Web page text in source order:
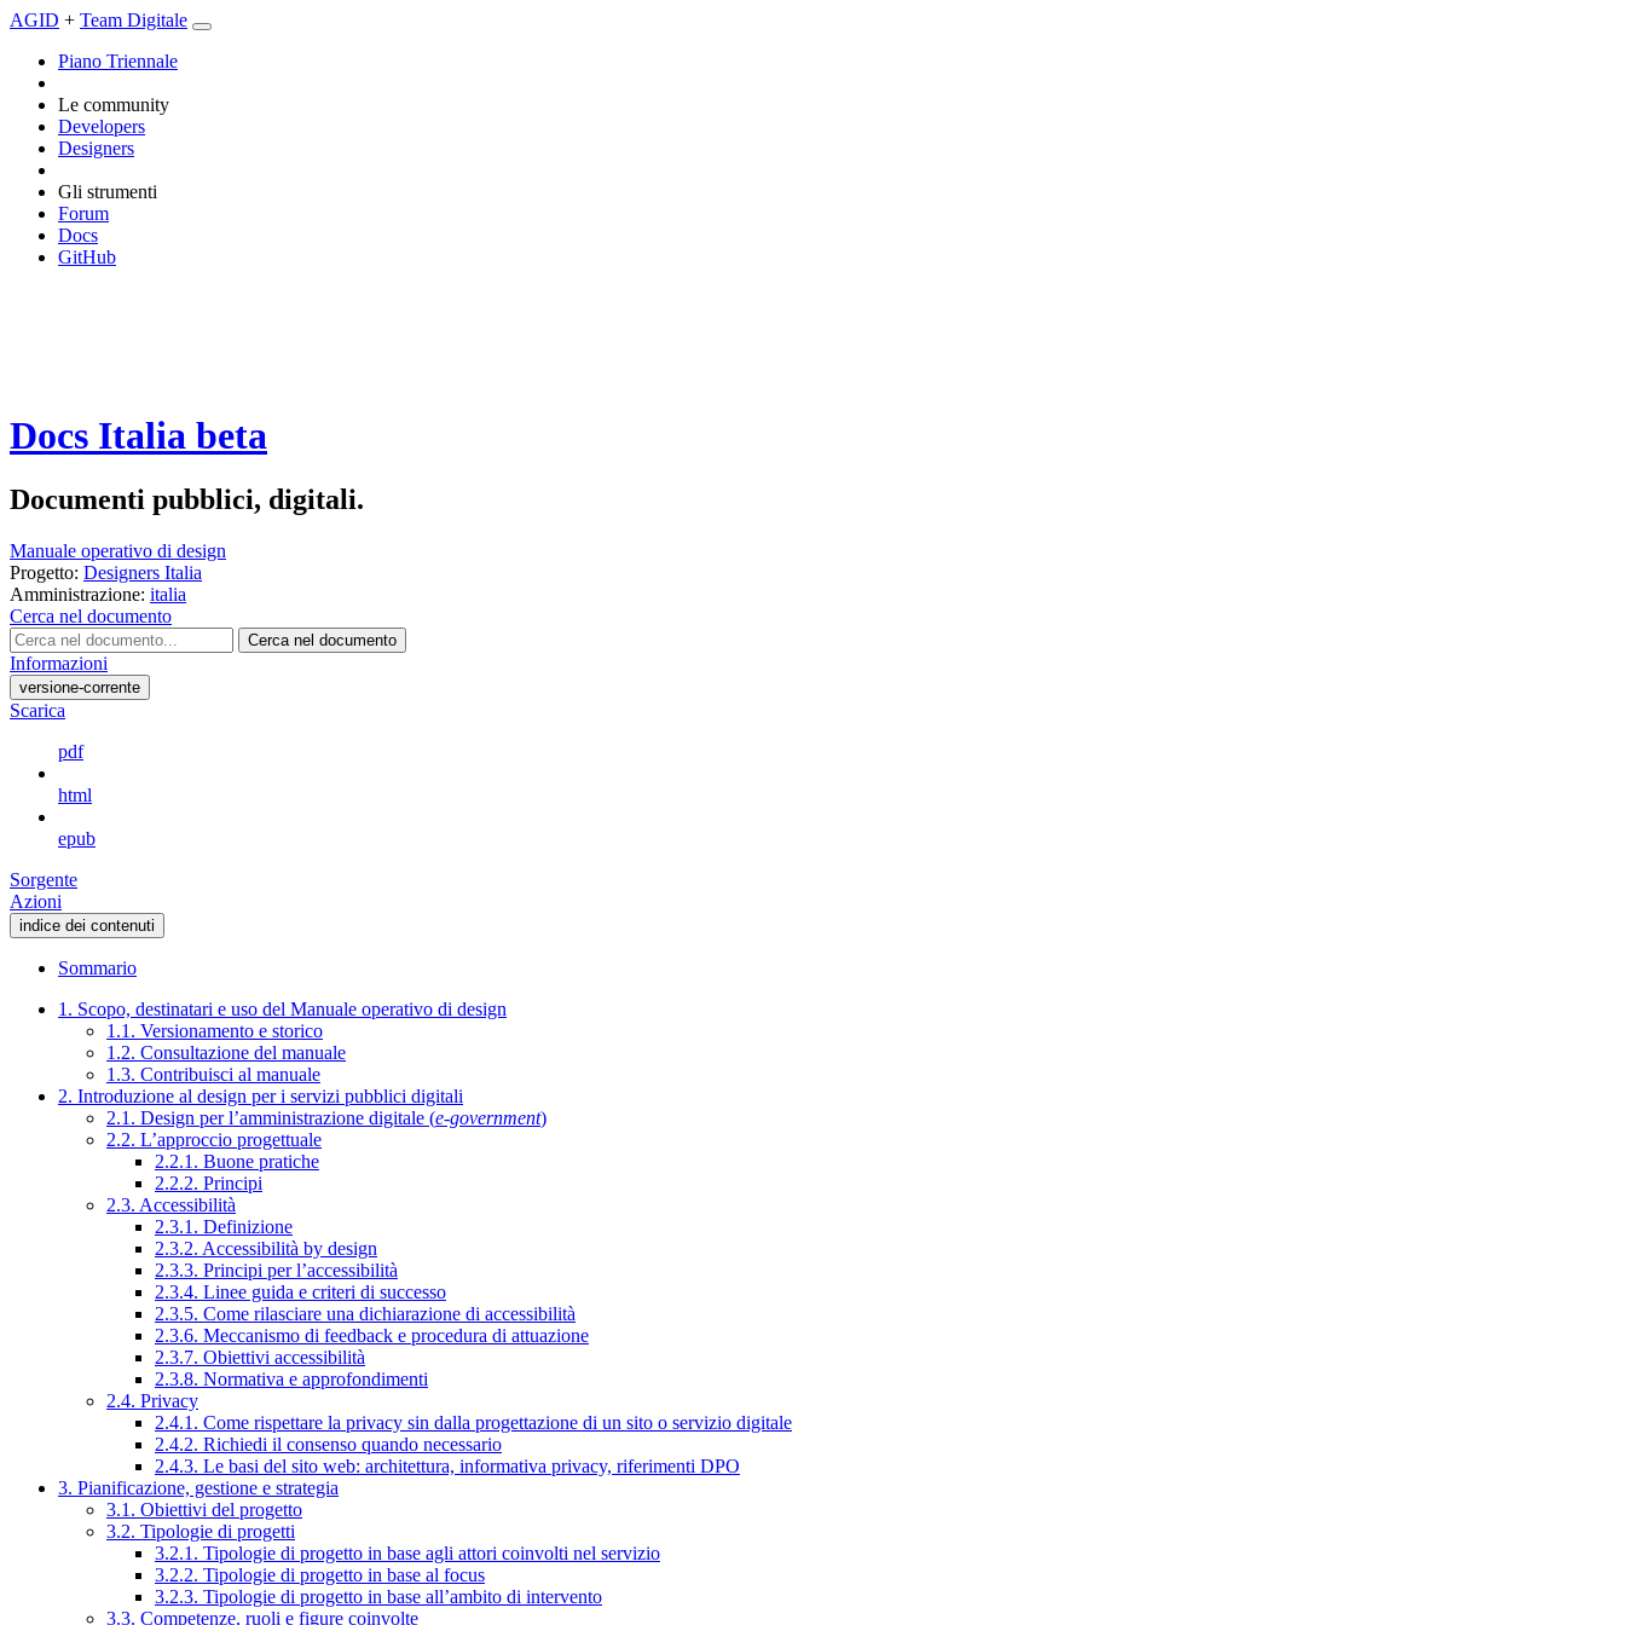
AGID + Team Digitale
Piano Triennale
Le community
Developers
Designers
Gli strumenti
Forum
Docs
GitHub
Docs Italia beta
Documenti pubblici, digitali.
Manuale operativo di design
Progetto: Designers Italia
Amministrazione: italia
Cerca nel documento
Cerca nel documento
Informazioni
versione-corrente
Scarica
pdf
html
epub
Sorgente
Azioni
indice dei contenuti
Sommario
1. Scopo, destinatari e uso del Manuale operativo di design
1.1. Versionamento e storico
1.2. Consultazione del manuale
1.3. Contribuisci al manuale
2. Introduzione al design per i servizi pubblici digitali
2.1. Design per l’amministrazione digitale (e-government)
2.2. L’approccio progettuale
2.2.1. Buone pratiche
2.2.2. Principi
2.3. Accessibilità
2.3.1. Definizione
2.3.2. Accessibilità by design
2.3.3. Principi per l’accessibilità
2.3.4. Linee guida e criteri di successo
2.3.5. Come rilasciare una dichiarazione di accessibilità
2.3.6. Meccanismo di feedback e procedura di attuazione
2.3.7. Obiettivi accessibilità
2.3.8. Normativa e approfondimenti
2.4. Privacy
2.4.1. Come rispettare la privacy sin dalla progettazione di un sito o servizio digitale
2.4.2. Richiedi il consenso quando necessario
2.4.3. Le basi del sito web: architettura, informativa privacy, riferimenti DPO
3. Pianificazione, gestione e strategia
3.1. Obiettivi del progetto
3.2. Tipologie di progetti
3.2.1. Tipologie di progetto in base agli attori coinvolti nel servizio
3.2.2. Tipologie di progetto in base al focus
3.2.3. Tipologie di progetto in base all’ambito di intervento
3.3. Competenze, ruoli e figure coinvolte